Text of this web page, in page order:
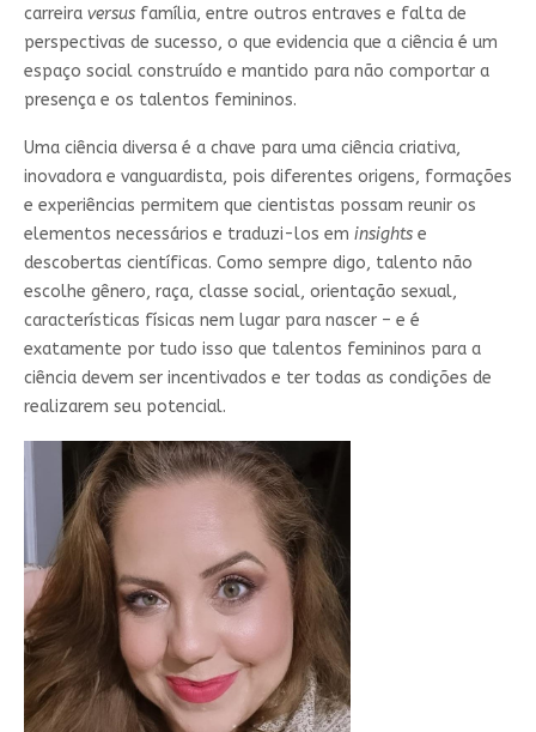
carreira versusfamília, entre outros entraves e falta de
perspectivas de sucesso, o que evidencia que a ciência é um
espaço social construído e mantido para não comportar a
presença e os talentos femininos.
Uma ciência diversa é a chave para uma ciência criativa,
inovadora e vanguardista, pois diferentes origens, formações
e experiências permitem que cientistas possam reunir os
elementos necessários e traduzi-los em insightse
descobertas científicas. Como sempre digo, talento não
escolhe gênero, raça, classe social, orientação sexual,
características físicas nem lugar para nascer – e é
exatamente por tudo isso que talentos femininos para a
ciência devem ser incentivados e ter todas as condições de
realizarem seu potencial.